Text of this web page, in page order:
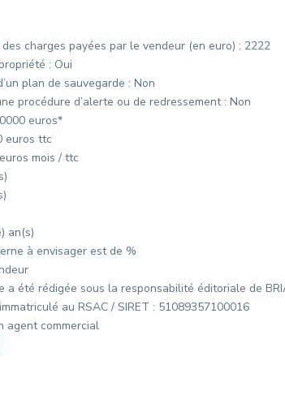
charges payées par le vendeur (en euro) : 2222
: Oui
plan de sauvegarde : Non
procédure d’alerte ou de redressement : Non
euros*
euros ttc
mois / ttc
an(s)
à envisager est de %
été rédigée sous la responsabilité éditoriale de
au RSAC / SIRET : 51089357100016
agent commercial